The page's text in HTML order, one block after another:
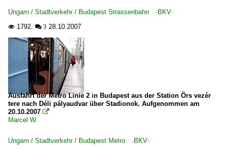
Ungarn / Stadtverkehr / Budapest Strassenbahn ·BKV·
 1792.  3 28.10.2007
Ausfahrt der Metro Linie 2 in Budapest aus der Station Örs vezér
tere nach Déli pályaudvar über Stadionok. Aufgenommen am
20.10.2007 
Marcel W.
Ungarn / Stadtverkehr / Budapest Metro ·BKV·